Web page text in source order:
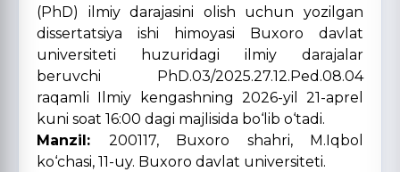
(PhD) ilmiy darajasini olish uchun yozilgan
dissertatsiya ishi himoyasi Buxoro davlat
universiteti huzuridagi ilmiy darajalar
beruvchi PhD.03/2025.27.12.Ped.08.04
raqamli Ilmiy kengashning 2026-yil 21-aprel
kuni soat 16:00 dagi majlisida bo‘lib o‘tadi.
Manzil: 200117, Buxoro shahri, M.Iqbol
ko‘chasi, 11-uy. Buxoro davlat universiteti.